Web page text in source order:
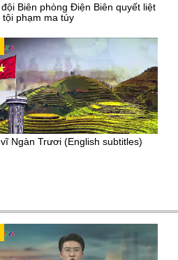
đội Biên phòng Điện Biên quyết liệt
tội phạm ma túy
Ngàn Trươi (English subtitles)